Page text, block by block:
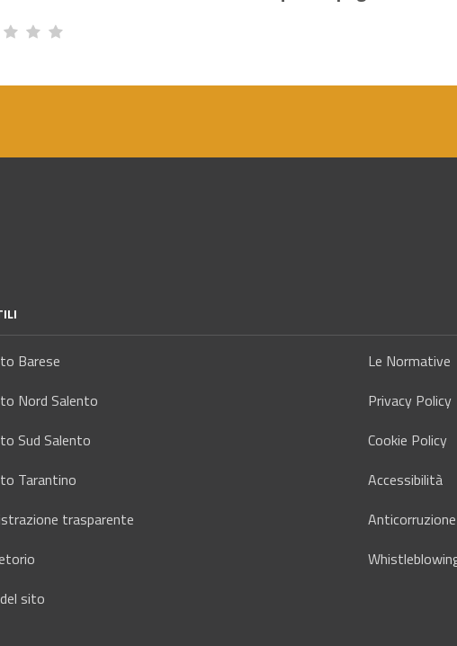
Barese
Nord Salento
Sud Salento
Tarantino
trasparente
sito
Le Normative
Privacy Policy
Cookie Policy
Accessibilità
Anticorruzione